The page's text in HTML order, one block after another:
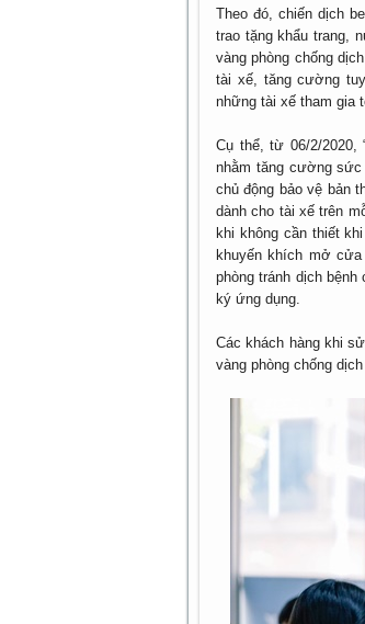
Theo đó, chiến dịch
trao tặng khẩu trang,
vàng phòng chống
tài xế, tăng cường
những tài xế tham gia
Cụ thể, từ 06/2/2020,
nhằm tăng cường sức
chủ động bảo vệ bản
dành cho tài xế trên
khi không cần thiết
khuyến khích mở
phòng tránh dịch
ký ứng dụng.
Các khách hàng khi
vàng phòng chống